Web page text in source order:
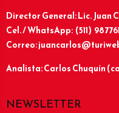
Director General: Lic.Juan
Cel. / WhatsApp: (511)
Correo:
Analista: Carlos Chuquín
NEWSLETTER